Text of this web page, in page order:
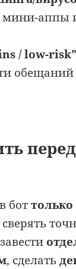
аппы
/ low-risk”
боттолько
, сделать